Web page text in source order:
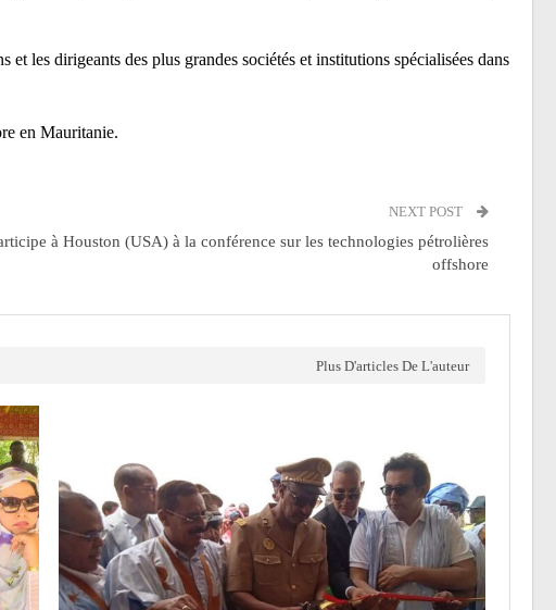
et les dirigeants des plus grandes sociétés et institutions spécialisées dans
en Mauritanie.
NEXT POST
à Houston (USA) à la conférence sur les technologies pétrolières
offshore
Plus D'articles De L'auteur